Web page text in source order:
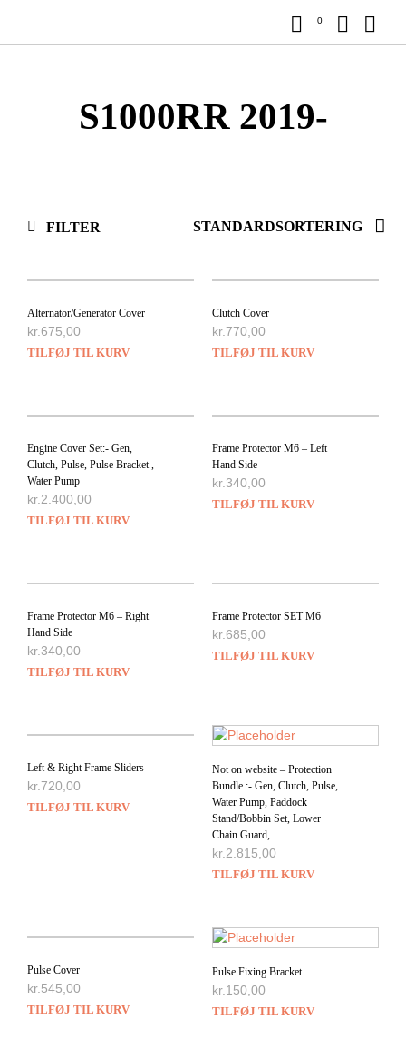
0
S1000RR 2019-
FILTER
Alternator/Generator Cover
kr.675,00
TILFØJ TIL KURV
Clutch Cover
kr.770,00
TILFØJ TIL KURV
Engine Cover Set:- Gen,
Clutch, Pulse, Pulse Bracket ,
Water Pump
kr. 2.400,00
TILFØJ TIL KURV
Frame Protector M6 – Left
Hand Side
kr. 340,00
TILFØJ TIL KURV
Frame Protector M6 – Right
Hand Side
kr. 340,00
TILFØJ TIL KURV
Frame Protector SET M6
kr.685,00
TILFØJ TIL KURV
Left & Right Frame Sliders
kr.720,00
TILFØJ TIL KURV
Not on website – Protection
Bundle :- Gen, Clutch, Pulse,
Water Pump, Paddock
Stand/Bobbin Set, Lower
Chain Guard,
kr. 2.815,00
TILFØJ TIL KURV
Pulse Cover
kr. 545,00
TILFØJ TIL KURV
Pulse Fixing Bracket
kr. 150,00
TILFØJ TIL KURV